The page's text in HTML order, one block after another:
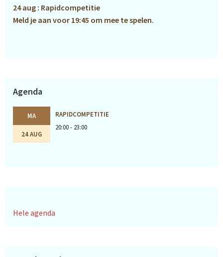
24 aug : Rapidcompetitie
Meld je aan voor 19:45 om mee te spelen.
Agenda
MA
24 AUG
RAPIDCOMPETITIE
20:00 - 23:00
Hele agenda